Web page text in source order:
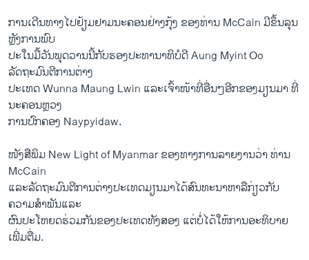
ການເດີນທາງໄປຢ້ຽມຢາມນະຄອນຢ່າງກຸ້ງ ຂອງທ່ານ McCain ມີຂຶ້ນລຸນ
ຫຼັງການພົບ
ປະໃນມື້ວັນພຸດວານນີ້ກັບຮອງປະທານາທິບໍດີ Aung Myint Oo
ລັດຖະມົນຕີການຕ່າງ
ປະເທດ Wunna Maung Lwin ແລະເຈົ້າໜ້າທີ່ອື່ນໆອີກຂອງມຽນມາ ທີ່
ນະຄອນຫຼວງ
ການປົກຄອງ Naypyidaw.
ໜັງສືພິມ New Light of Myanmar ຂອງທາງການລາຍງານວ່າ ທ່ານ
McCain
ແລະລັດຖະມົນຕີການຕ່າງປະເທດມຽນມາໄດ້ສົນທະນາຫາລືກ່ຽວກັບ
ຄວາມສຳພັນແລະ
ຜົນປະໂຫຍດຮ່ວມກັນຂອງປະເທດທັງສອງ ແຕ່ບໍ່ໄດ້ໃຫ້ການອະທິບາຍ
ເພີ່ມຕື່ມ.